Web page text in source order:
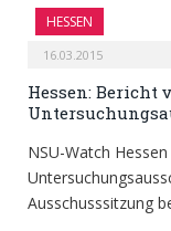
HESSEN
16.03.2015
Hessen: Bericht
NSU-Watch
Ausschusssitzung